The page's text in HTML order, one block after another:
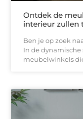
Ontdek de
interieur zullen
Ben je op zoek
In de dynamische
meubelwinkels